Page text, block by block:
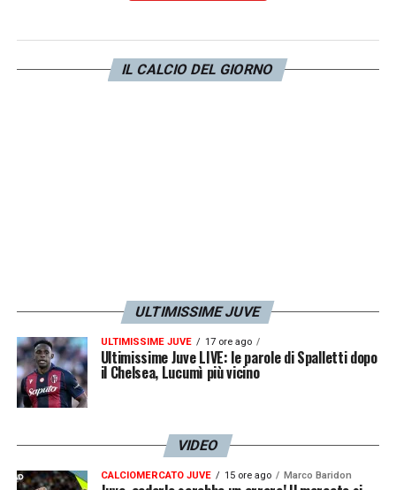
IL CALCIO DEL GIORNO
ULTIMISSIME JUVE
ULTIMISSIME JUVE 17 ore ago
Ultimissime Juve LIVE: le parole di Spalletti dopo
il Chelsea, Lucumì più vicino
VIDEO
CALCIOMERCATO JUVE 15 ore ago Marco Baridon